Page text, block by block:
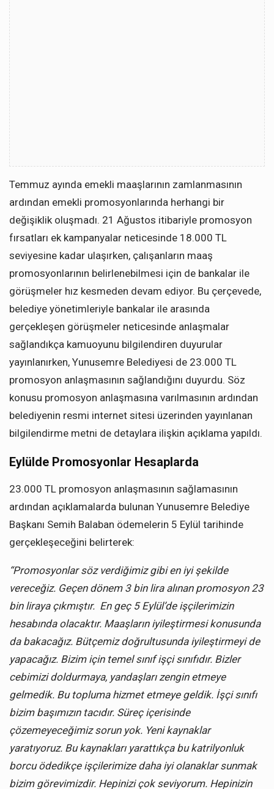
Temmuz ayında emekli maaşlarının zamlanmasının
ardından emekli promosyonlarında herhangi bir
değişiklik oluşmadı. 21 Ağustos itibariyle promosyon
fırsatları ek kampanyalar neticesinde 18.000 TL
seviyesine kadar ulaşırken, çalışanların maaş
promosyonlarının belirlenebilmesi için de bankalar ile
görüşmeler hız kesmeden devam ediyor. Bu çerçevede,
belediye yönetimleriyle bankalar ile arasında
gerçekleşen görüşmeler neticesinde anlaşmalar
sağlandıkça kamuoyunu bilgilendiren duyurular
yayınlanırken, Yunusemre Belediyesi de 23.000 TL
promosyon anlaşmasının sağlandığını duyurdu. Söz
konusu promosyon anlaşmasına varılmasının ardından
belediyenin resmi internet sitesi üzerinden yayınlanan
bilgilendirme metni de detaylara ilişkin açıklama yapıldı.
Eylülde Promosyonlar Hesaplarda
23.000 TL promosyon anlaşmasının sağlamasının
ardından açıklamalarda bulunan Yunusemre Belediye
Başkanı Semih Balaban ödemelerin 5 Eylül tarihinde
gerçekleşeceğini belirterek:
“Promosyonlar söz verdiğimiz gibi en iyi şekilde
vereceğiz. Geçen dönem 3 bin lira alınan promosyon 23
bin liraya çıkmıştır. En geç 5 Eylül’de işçilerimizin
hesabında olacaktır. Maaşların iyileştirmesi konusunda
da bakacağız. Bütçemiz doğrultusunda iyileştirmeyi de
yapacağız. Bizim için temel sınıf işçi sınıfıdır. Bizler
cebimizi doldurmaya, yandaşları zengin etmeye
gelmedik. Bu topluma hizmet etmeye geldik. İşçi sınıfı
bizim başımızın tacıdır. Süreç içerisinde
çözemeyeceğimiz sorun yok. Yeni kaynaklar
yaratıyoruz. Bu kaynakları yarattıkça bu katrilyonluk
borcu ödedikçe işçilerimize daha iyi olanaklar sunmak
bizim görevimizdir. Hepinizi çok seviyorum. Hepinizin